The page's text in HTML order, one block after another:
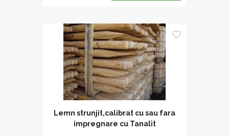
Lemn strunjit,calibrat cu sau fara
impregnare cu Tanalit